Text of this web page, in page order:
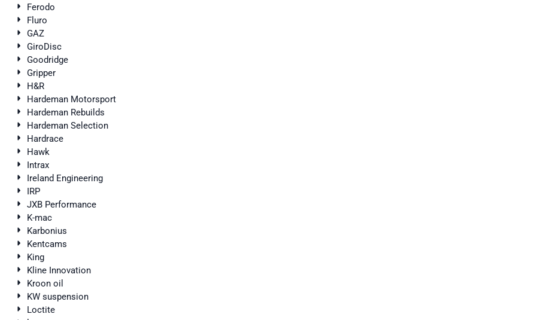
Ferodo
Fluro
GAZ
GiroDisc
Goodridge
Gripper
H&R
Hardeman Motorsport
Hardeman Rebuilds
Hardeman Selection
Hardrace
Hawk
Intrax
Ireland Engineering
IRP
JXB Performance
K-mac
Karbonius
Kentcams
King
Kline Innovation
Kroon oil
KW suspension
Loctite